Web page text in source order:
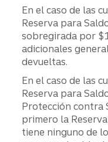
En el caso de las
Reserva para
sobregirada por
adicionales
devueltas.
En el caso de las
Reserva para
Protección contra
primero la
tiene ninguno de